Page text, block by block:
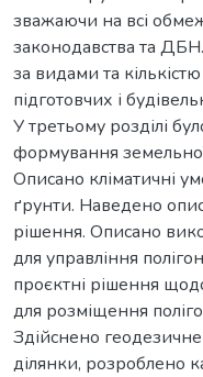
зважаючи на всі
законодавства та
за видами та
підготовчих і
У третьому розділі
формування
Описано кліматичні
ґрунти. Наведено
рішення. Описано
для управління
проєктні рішення
для розміщення
Здійснено
ділянки, розроблено